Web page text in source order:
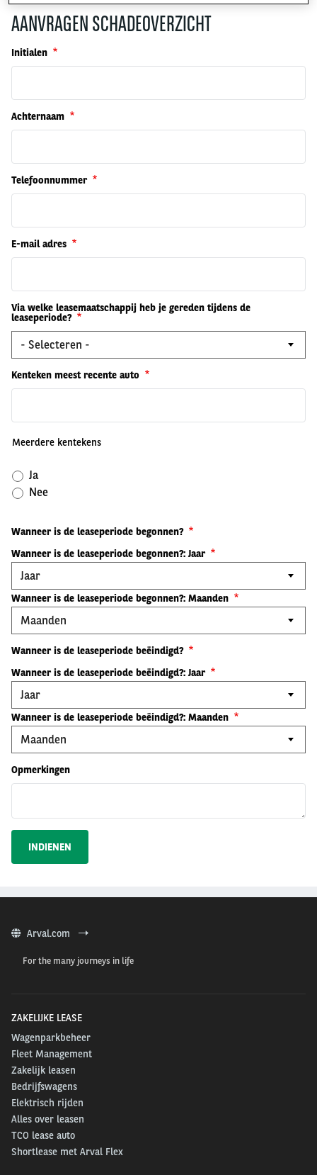
AANVRAGEN SCHADEOVERZICHT
Initialen
Achternaam
Telefoonnummer
E-mail adres
Via welke leasemaatschappij heb je gereden tijdens de
leaseperiode?
Kenteken meest recente auto
Meerdere kentekens
Ja
Nee
Wanneer is de leaseperiode begonnen?
Wanneer is de leaseperiode begonnen?: Jaar
Wanneer is de leaseperiode begonnen?: Maanden
Wanneer is de leaseperiode beëindigd?
Wanneer is de leaseperiode beëindigd?: Jaar
Wanneer is de leaseperiode beëindigd?: Maanden
Opmerkingen
Arval.com
For the many journeys in life
ZAKELIJKE LEASE
Wagenparkbeheer
Fleet Management
Zakelijk leasen
Bedrijfswagens
Elektrisch rijden
Alles over leasen
TCO lease auto
Shortlease met Arval Flex